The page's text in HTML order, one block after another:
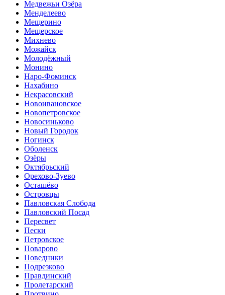
Медвежьи Озёра
Менделеево
Мещерино
Мещерское
Михнево
Можайск
Молодёжный
Монино
Наро-Фоминск
Нахабино
Некрасовский
Новоивановское
Новопетровское
Новосиньково
Новый Городок
Ногинск
Оболенск
Озёры
Октябрьский
Орехово-Зуево
Осташёво
Островцы
Павловская Слобода
Павловский Посад
Пересвет
Пески
Петровское
Поварово
Поведники
Подрезково
Правдинский
Пролетарский